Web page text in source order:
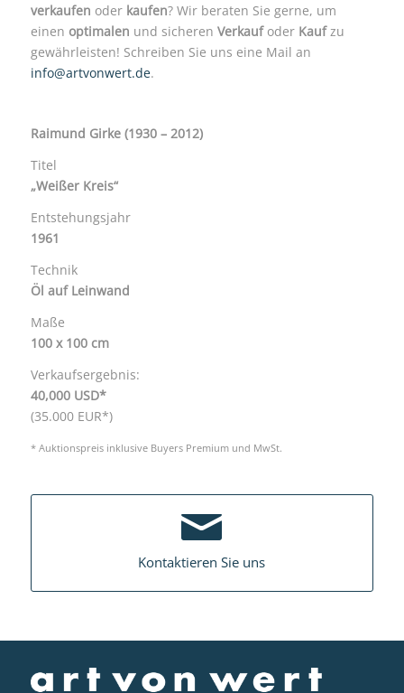
verkaufen oder kaufen? Wir beraten Sie gerne, um
einen optimalen und sicheren Verkaufoder Kaufzu
gewährleisten! Schreiben Sie uns eine Mail an
info@artvonwert.de.
Raimund Girke (1930 – 2012)
Titel
„Weißer Kreis“
Entstehungsjahr
1961
Technik
Öl auf Leinwand
Maße
100 x 100 cm
Verkaufsergebnis:
40,000 USD*
(35.000 EUR*)
* Auktionspreis inklusive Buyers Premium und MwSt.
Kontaktieren Sie uns